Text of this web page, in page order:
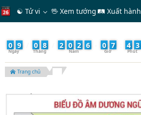
☯ Tử vi 🖖 Xem tướng 🛤 Xuất hành
0 9 0 8 2 0 2 6 0 7 4 3
Trang chủ